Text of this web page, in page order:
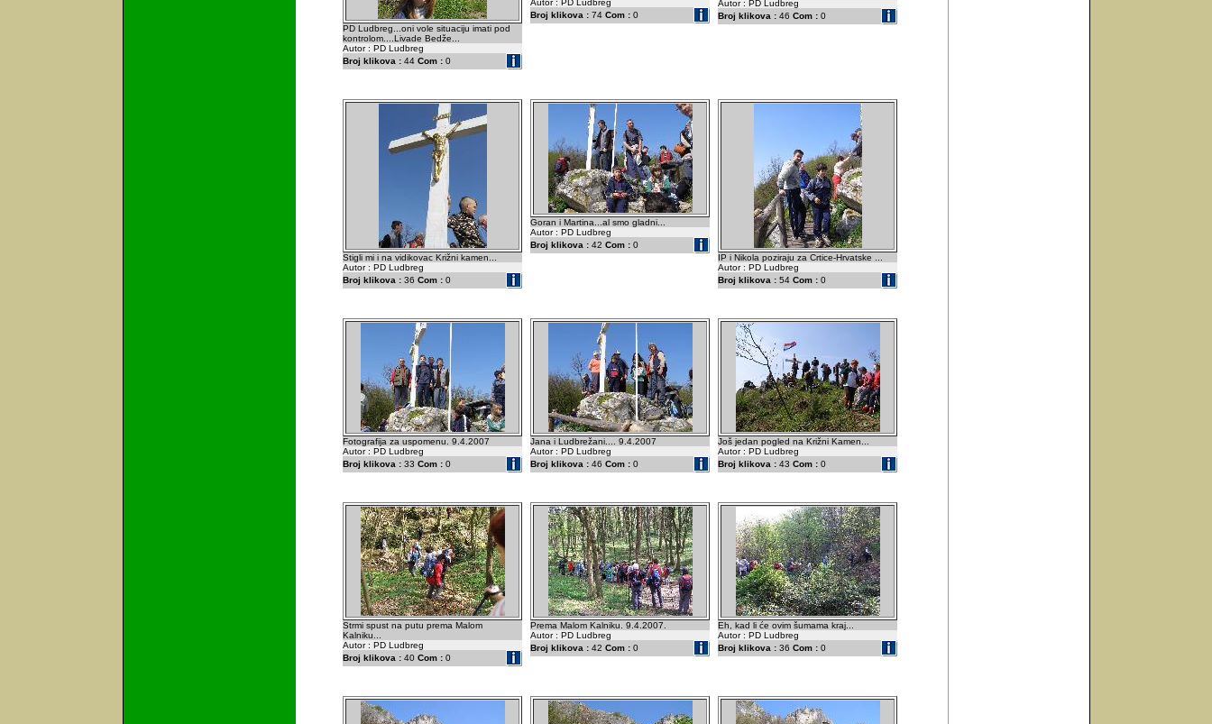
PD Ludbreg...oni vole situaciju imati pod
kontrolom....Livade Bedže...
Autor : PD Ludbreg
Broj klikova : 44 Com : 0
Autor : PD Ludbreg
Broj klikova : 74 Com : 0
Autor : PD Ludbreg
Broj klikova : 46 Com : 0
Stigli mi i na vidikovac Križni kamen...
Autor : PD Ludbreg
Broj klikova : 36 Com : 0
Goran i Martina...al smo gladni...
Autor : PD Ludbreg
Broj klikova : 42 Com : 0
IP i Nikola poziraju za Crtice-Hrvatske ...
Autor : PD Ludbreg
Broj klikova : 54 Com : 0
Fotografija za uspomenu. 9.4.2007
Autor : PD Ludbreg
Broj klikova : 33 Com : 0
Jana i Ludbrežani.... 9.4.2007
Autor : PD Ludbreg
Broj klikova : 46 Com : 0
Još jedan pogled na Križni Kamen...
Autor : PD Ludbreg
Broj klikova : 43 Com : 0
Strmi spust na putu prema Malom
Kalniku...
Autor : PD Ludbreg
Broj klikova : 40 Com : 0
Prema Malom Kalniku. 9.4.2007.
Autor : PD Ludbreg
Broj klikova : 42 Com : 0
Eh, kad li će ovim šumama kraj...
Autor : PD Ludbreg
Broj klikova : 36 Com : 0